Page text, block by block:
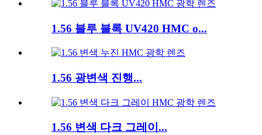
1.56 블루 블록 UV420 HMC o...
1.56 광변색 진행...
1.56 변색 다크 그레이...